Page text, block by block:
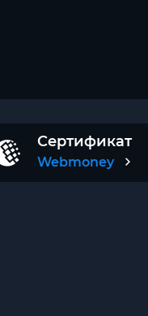
Сертификат
Webmoney